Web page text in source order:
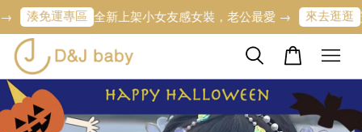
免運專區 全新上架小女友感女裝，老公最愛 → 來去逛逛 寶寶